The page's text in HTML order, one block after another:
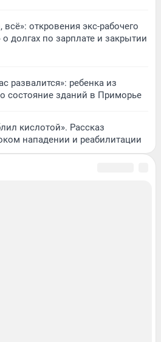
всё»: откровения экс-рабочего
долгах по зарплате и закрытии
развалится»: ребенка из
состояние зданий в Приморье
кислотой». Рассказ
нападении и реабилитации